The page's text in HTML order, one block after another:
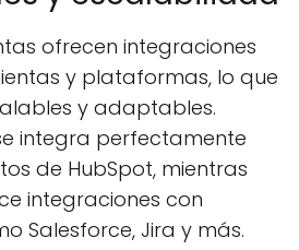
ofrecen integraciones
y plataformas, lo que
y adaptables.
integra perfectamente
de HubSpot, mientras
integraciones con
Salesforce, Jira y más.